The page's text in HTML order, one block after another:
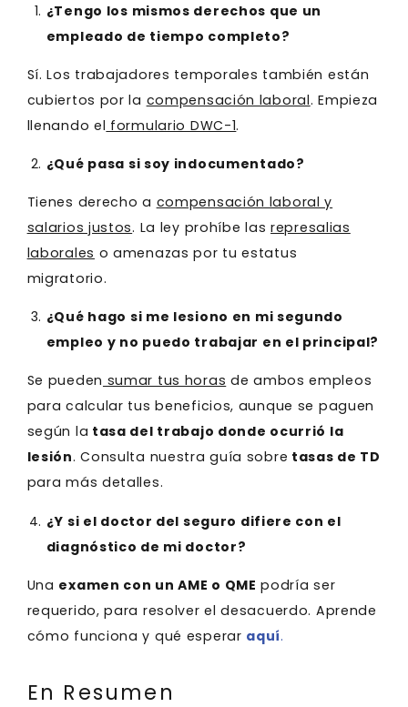
¿Tengo los mismos derechos que un
empleado de tiempo completo?
Sí. Los trabajadores temporales también están
cubiertos por la compensación laboral. Empieza
llenando el formulario DWC-1.
¿Qué pasa si soy indocumentado?
Tienes derecho a compensación laboral y
salarios justos. La ley prohíbe lasrepresalias
laborales o amenazas por tu estatus
migratorio.
¿Qué hago si me lesiono en mi segundo
empleo y no puedo trabajar en el principal?
Se pueden sumar tus horas de ambos empleos
para calcular tus beneficios, aunque se paguen
según la tasa del trabajo donde ocurrió la
lesión. Consulta nuestra guía sobre tasas de TD
para más detalles.
¿Y si el doctor del seguro difiere con el
diagnóstico de mi doctor?
Una examen con un AME o QME podría ser
requerido, para resolver el desacuerdo. Aprende
cómo funciona y qué esperar aquí.
En Resumen